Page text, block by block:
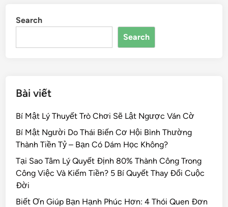
o
o
n s
Search
Search
Bài viết
Bí Mật Lý Thuyết Trò Chơi Sẽ Lật Ngược Ván Cờ
Bí Mật Người Do Thái Biến Cơ Hội Bình Thường
Thành Tiền Tỷ – Bạn Có Dám Học Không?
Tại Sao Tâm Lý Quyết Định 80% Thành Công Trong
Công Việc Và Kiếm Tiền? 5 Bí Quyết Thay Đổi Cuộc
Đời
Biết Ơn Giúp Bạn Hạnh Phúc Hơn: 4 Thói Quen Đơn